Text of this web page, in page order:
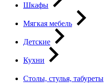
Шкафы
Мягкая мебель
Детские
Кухни
Столы, стулья, табуреты